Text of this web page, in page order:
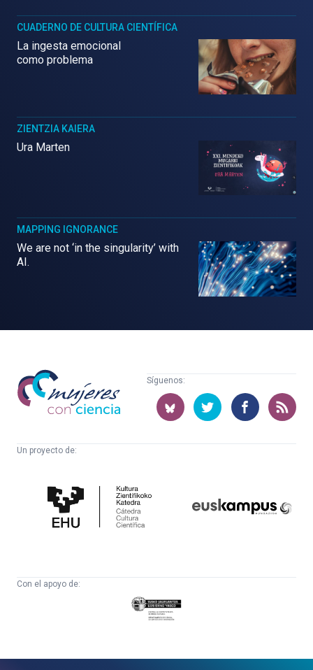
CUADERNO DE CULTURA CIENTÍFICA
La ingesta emocional
como problema
ZIENTZIA KAIERA
Ura Marten
MAPPING IGNORANCE
We are not ‘in the singularity’ with
AI.
Mujeres
con
ciencia
Síguenos:
Un proyecto de:
Cultura
Científica
Con el apoyo de:
Eusko
Jaurlaritza